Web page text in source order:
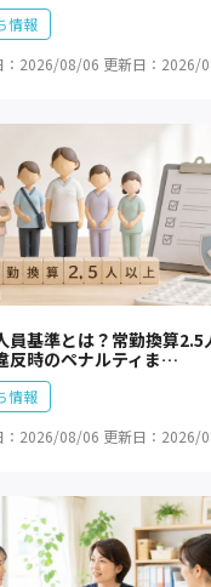
情報
：2026/08/06 更新日：2026/
員基準とは？常勤換算2.5
反時のペナルティま…
情報
：2026/08/06 更新日：2026/